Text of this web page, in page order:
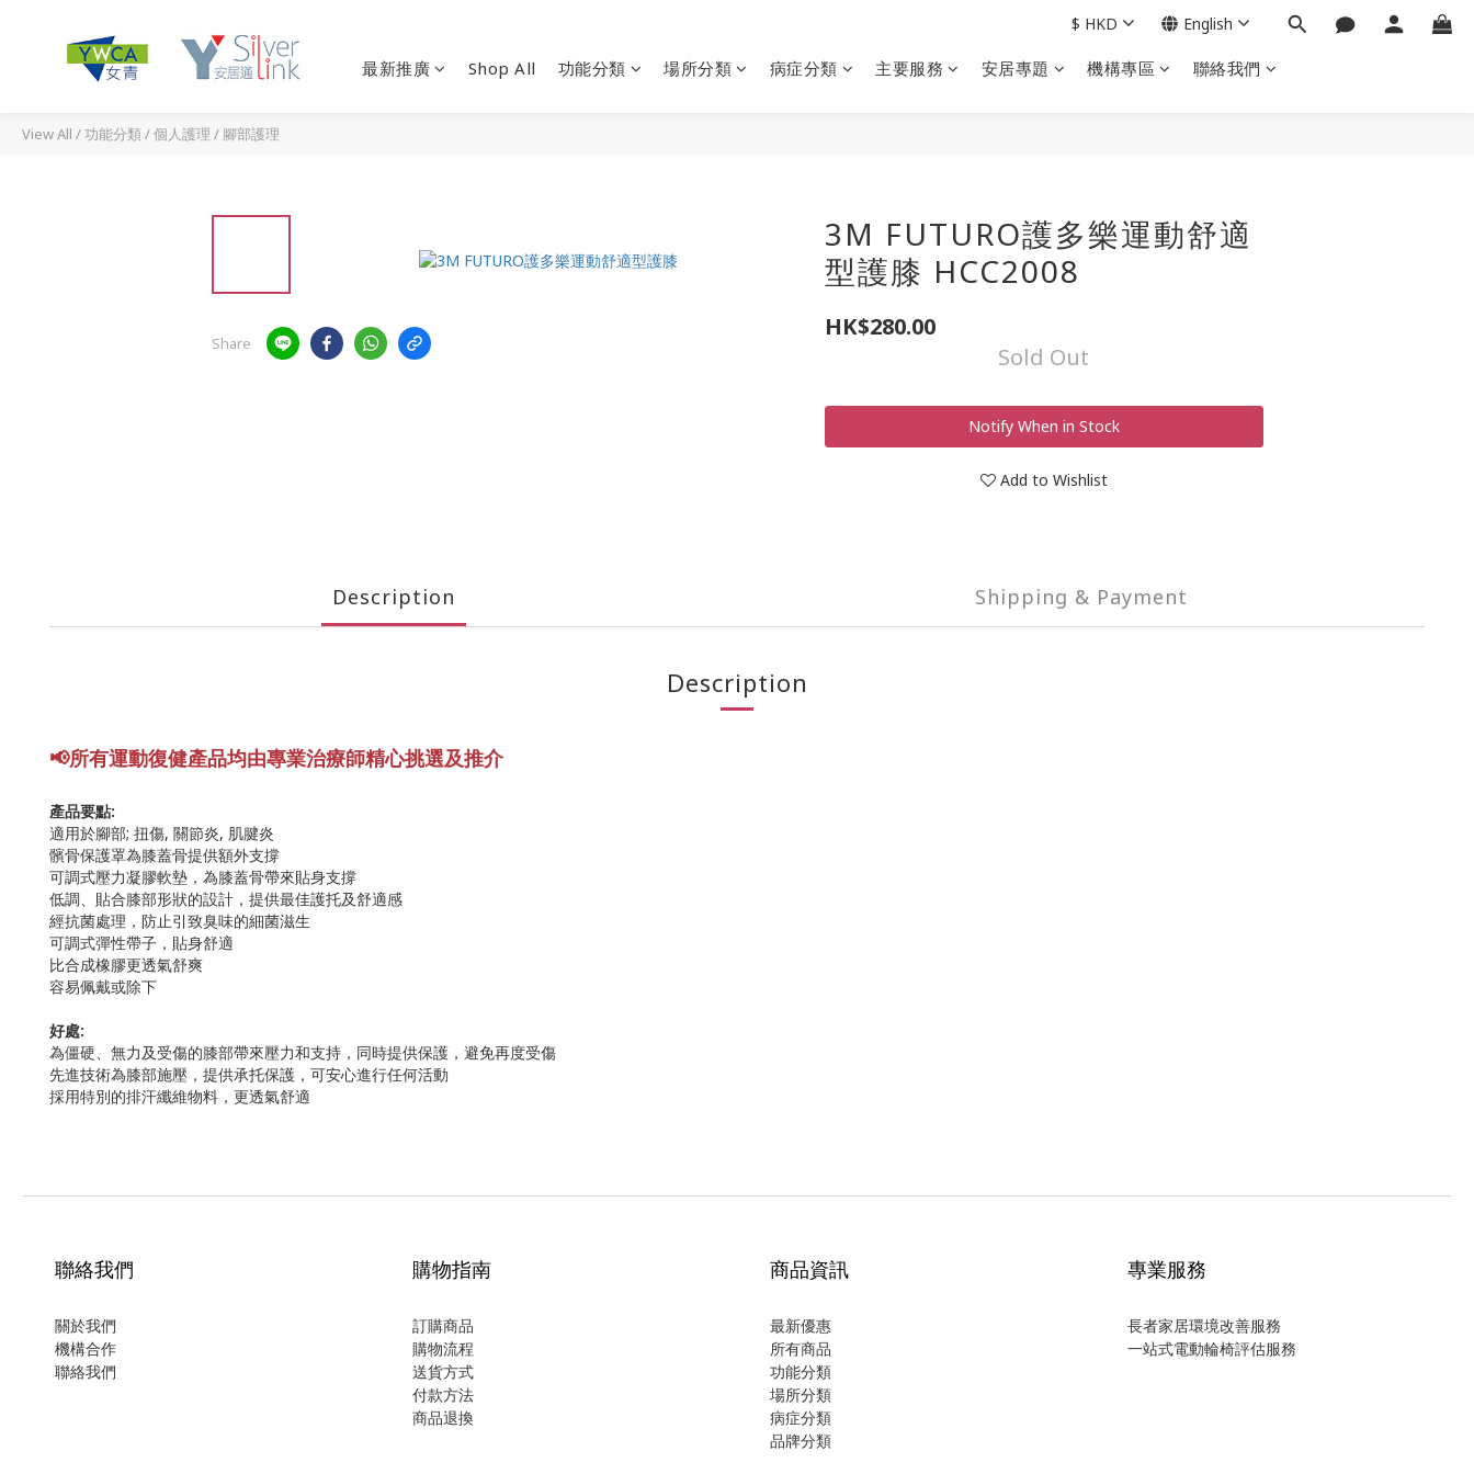
最新推廣 Shop All 功能分類 場所分類 病症分類 主要服務 安居專題 機構專區 聯絡我們
$ HKD English
View All /功能分類/個人護理 / 腳部護理
Share
3M FUTURO護多樂運動舒適
型護膝 HCC2008
HK$280.00
Sold Out
Notify When in Stock
Add to Wishlist
Description Shipping & Payment
Description
📢所有運動復健產品均由專業治療師精心挑選及推介
產品要點:
適用於腳部; 扭傷, 關節炎, 肌腱炎
髕骨保護罩為膝蓋骨提供額外支撐
可調式壓力凝膠軟墊，為膝蓋骨帶來貼身支撐
低調、貼合膝部形狀的設計，提供最佳護托及舒適感
經抗菌處理，防止引致臭味的細菌滋生
可調式彈性帶子，貼身舒適
比合成橡膠更透氣舒爽
容易佩戴或除下
好處:
為僵硬、無力及受傷的膝部帶來壓力和支持，同時提供保護，避免再度受傷
先進技術為膝部施壓，提供承托保護，可安心進行任何活動
採用特別的排汗纖維物料，更透氣舒適
聯絡我們
關於我們
機構合作
聯絡我們
購物指南
訂購商品
購物流程
送貨方式
付款方法
商品退換
商品資訊
最新優惠
所有商品
功能分類
場所分類
病症分類
品牌分類
專業服務
長者家居環境改善服務
一站式電動輪椅評估服務